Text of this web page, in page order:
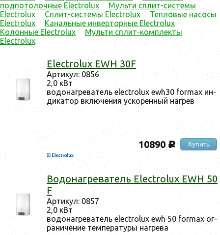
подпотолочные Electrolux
Мульти сплит-системы
Electrolux
Сплит-системы Electrolux
Тепловые насосы
Electrolux
Канальные инверторные Electrolux
Колонные Electrolux
Мульти cплит-комплекты
Electrolux
Electrolux EWH 30F
Ар­ти­кул: 0856
2,0 кВт
во­донаг­ре­ватель electrolux ewh30 formax ин­
ди­катор вклю­чения ус­ко­рен­ный наг­рев
10890 c Купить
Во­донаг­ре­ватель Electrolux EWH 50
F
Ар­ти­кул: 0857
2,0 кВт
во­донаг­ре­ватель electrolux ewh 50 formax ог­
ра­ниче­ние тем­пе­рату­ры наг­ре­ва